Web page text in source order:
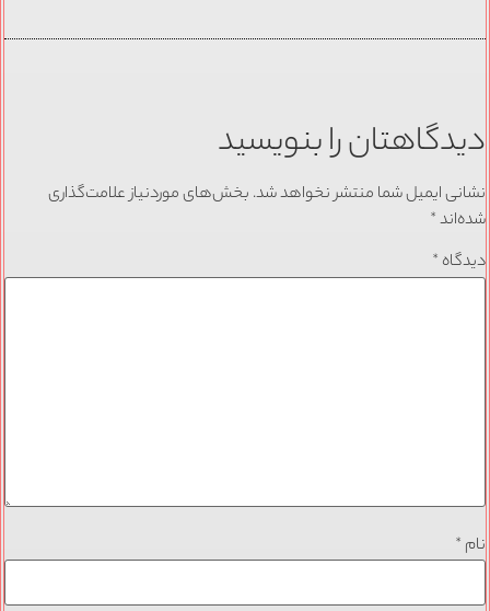
دیدگاهتان را بنویسید
نشانی ایمیل شما منتشر نخواهد شد. بخش‌های موردنیاز علامت‌گذاری
شده‌اند*
دیدگاه *
نام *